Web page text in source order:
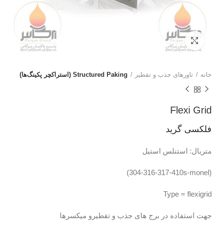
برای بزرگنمایی کلیک کنید
خانه تاورهای جذب و تقطیر Structured Paking (استراکچر پکینگ‌ها)
Flexi Grid
فلکسی گرید
متریال: استنلس استیل
(304-316-317-410s-monel)
Type = flexigrid
جهت استفاده در برج های جذب و تقطیرو میکسرها